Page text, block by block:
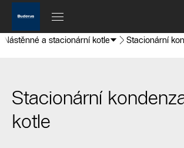
Nástěnné a stacionární kotle Stacionární
Stacionární
kotle